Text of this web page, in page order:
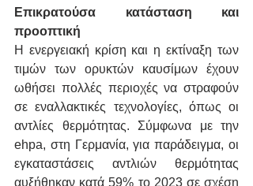
Επικρατούσα κατάσταση και
προοπτική
Η ενεργειακή κρίση και η εκτίναξη των
τιμών των ορυκτών καυσίμων έχουν
ωθήσει πολλές περιοχές να στραφούν
σε εναλλακτικές τεχνολογίες, όπως οι
αντλίες θερμότητας. Σύμφωνα με την
ehpa, στη Γερμανία, για παράδειγμα, οι
εγκαταστάσεις αντλιών θερμότητας
αυξήθηκαν κατά 59% το 2023 σε σχέση